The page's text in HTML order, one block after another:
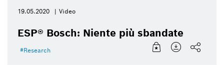
19.05.2020 Video
ESP® Bosch: Niente più sbandate
Research